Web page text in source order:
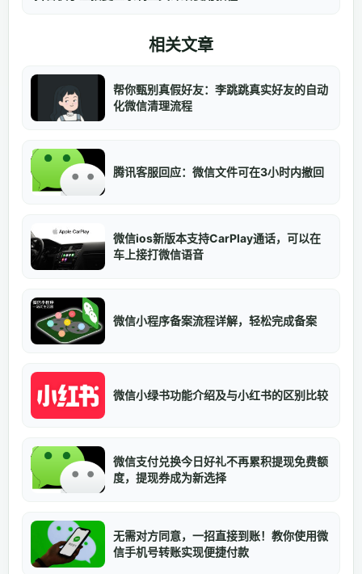
相关文章
帮你甄别真假好友：李跳跳真实好友的自动
化微信清理流程
腾讯客服回应：微信文件可在3小时内撤回
微信ios新版本支持CarPlay通话，可以在
车上接打微信语音
微信小程序备案流程详解，轻松完成备案
微信小绿书功能介绍及与小红书的区别比较
微信支付兑换今日好礼不再累积提现免费额
度，提现券成为新选择
无需对方同意，一招直接到账！教你使用微
信手机号转账实现便捷付款